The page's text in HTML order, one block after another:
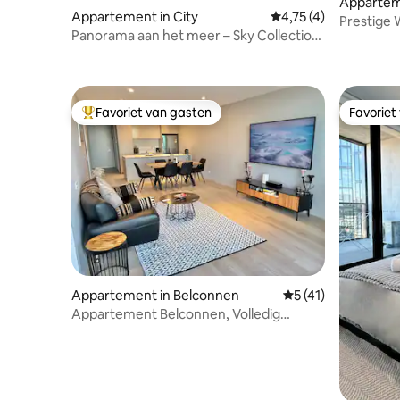
Appartement in City Gemiddelde
4,75 (4)
Panorama aan het meer – Sky Collection
Prestige
Topfavoriet van gasten
Favoriet van gasten
Appartement in Belconnen Gemiddelde
5 (41)
Appartement Belconnen, Volledig